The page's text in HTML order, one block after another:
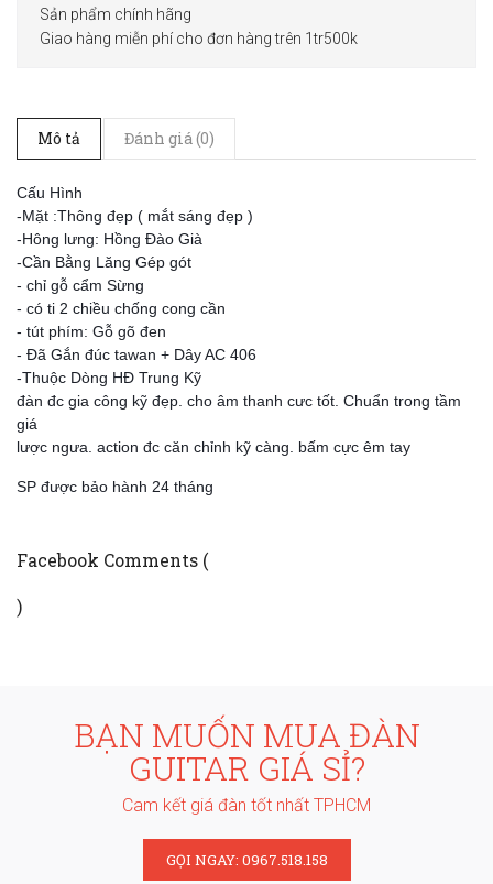
Sản phẩm chính hãng
Giao hàng miễn phí cho đơn hàng trên 1tr500k
Mô tả Đánh giá (0)
Cấu Hình
-Mặt :Thông đẹp ( mắt sáng đẹp )
-Hông lưng: Hồng Đào Già
-Cần Bằng Lăng Gép gót
- chỉ gỗ cẩm Sừng
- có ti 2 chiều chống cong cần
- tút phím: Gỗ gõ đen
- Đã Gắn đúc tawan + Dây AC 406
-Thuộc Dòng HĐ Trung Kỹ
đàn đc gia công kỹ đẹp. cho âm thanh cưc tốt. Chuẩn trong tầm
giá
lược ngưa. action đc căn chỉnh kỹ càng. bấm cực êm tay
SP được bảo hành 24 tháng
Facebook Comments (
)
BẠN MUỐN MUA ĐÀN
GUITAR GIÁ SỈ?
Cam kết giá đàn tốt nhất TPHCM
GỌI NGAY: 0967.518.158